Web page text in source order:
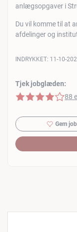
anlægsopgaver i
Du vil komme til at
afdelinger og
Tjek jobglæden:
4 af 5 stjerner
88
INDRYKKET: 11-10-
Gem job